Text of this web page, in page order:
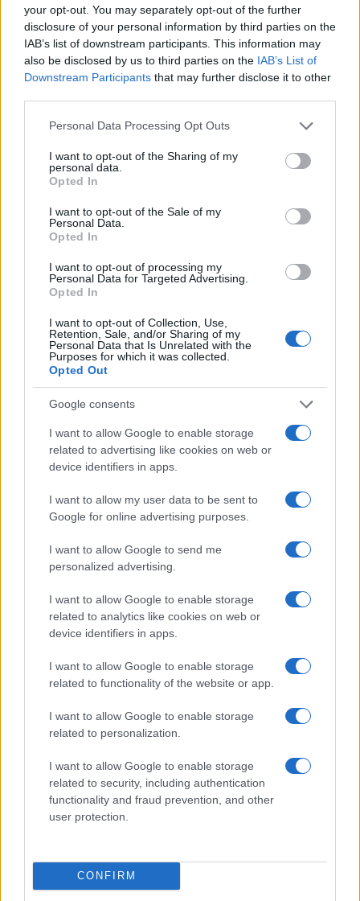
your opt-out. You may separately opt-out of the further
disclosure of your personal information by third parties on the
IAB’s list of downstream participants. This information may
also be disclosed by us to third parties on the IAB’s List of
Downstream Participants that may further disclose it to other
Please note that this website/app uses one or more Google
not limited to your visit or usage behaviour. You may click to
grant or deny consent to Google and its third-party tags to
use your data for below specified purposes in below Google
consent section.
Personal Data Processing Opt Outs
I want to opt-out of the Sharing of my
personal data.
Opted In
I want to opt-out of the Sale of my
Personal Data.
Opted In
I want to opt-out of processing my
Personal Data for Targeted Advertising.
Opted In
I want to opt-out of Collection, Use,
Retention, Sale, and/or Sharing of my
Personal Data that Is Unrelated with the
Purposes for which it was collected.
Opted Out
Google consents
I want to allow Google to enable storage
related to advertising like cookies on web or
device identifiers in apps.
I want to allow my user data to be sent to
Google for online advertising purposes.
I want to allow Google to send me
personalized advertising.
I want to allow Google to enable storage
related to analytics like cookies on web or
device identifiers in apps.
I want to allow Google to enable storage
related to functionality of the website or app.
I want to allow Google to enable storage
related to personalization.
I want to allow Google to enable storage
related to security, including authentication
functionality and fraud prevention, and other
user protection.
CONFIRM
RECENSIONI
Neurosis
Cristian Castiglioni · 8 Ago 2026
RECENSIONI
Tutte le uscite discografiche italiane della settimana
dal 25 al 31 luglio 2026
RECENSIONI
Letizia Fontana · 7 Ago 2026